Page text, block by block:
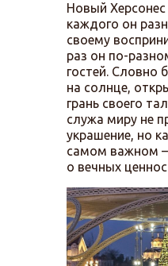
Новый
каждого он
своему
раз он по-
гостей. Словно
на солнце,
грань своего
служа миру не
украшение, но
самом важном –
о вечных